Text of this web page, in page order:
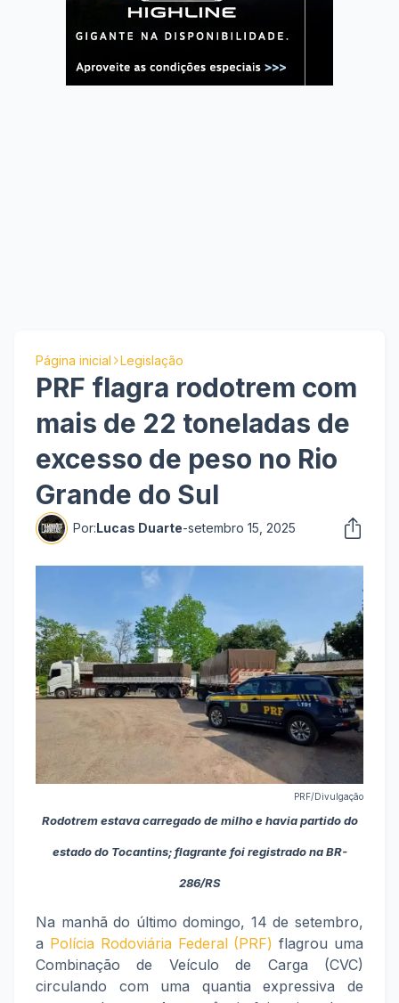
Página inicial Legislação
PRF flagra rodotrem com
mais de 22 toneladas de
excesso de peso no Rio
Grande do Sul
Por:Lucas Duarte-setembro 15, 2025
PRF/Divulgação
Rodotrem estava carregado de milho e havia partido do
estado do Tocantins; flagrante foi registrado na BR-
286/RS
Na manhã do último domingo, 14 de setembro,
a Polícia Rodoviária Federal (PRF) flagrou uma
Combinação de Veículo de Carga (CVC)
circulando com uma quantia expressiva de